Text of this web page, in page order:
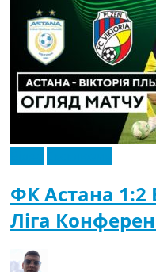
ФК Астана 1:2
Ліга